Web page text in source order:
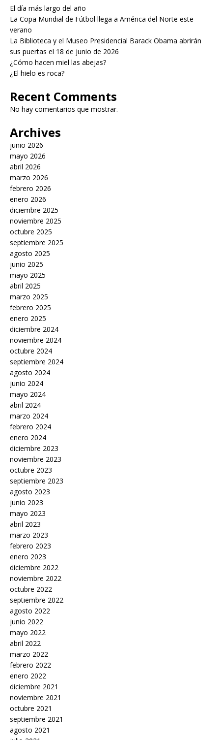
El día más largo del año
La Copa Mundial de Fútbol llega a América del Norte este
verano
La Biblioteca y el Museo Presidencial Barack Obama abrirán
sus puertas el 18 de junio de 2026
¿Cómo hacen miel las abejas?
¿El hielo es roca?
Recent Comments
No hay comentarios que mostrar.
Archives
junio 2026
mayo 2026
abril 2026
marzo 2026
febrero 2026
enero 2026
diciembre 2025
noviembre 2025
octubre 2025
septiembre 2025
agosto 2025
junio 2025
mayo 2025
abril 2025
marzo 2025
febrero 2025
enero 2025
diciembre 2024
noviembre 2024
octubre 2024
septiembre 2024
agosto 2024
junio 2024
mayo 2024
abril 2024
marzo 2024
febrero 2024
enero 2024
diciembre 2023
noviembre 2023
octubre 2023
septiembre 2023
agosto 2023
junio 2023
mayo 2023
abril 2023
marzo 2023
febrero 2023
enero 2023
diciembre 2022
noviembre 2022
octubre 2022
septiembre 2022
agosto 2022
junio 2022
mayo 2022
abril 2022
marzo 2022
febrero 2022
enero 2022
diciembre 2021
noviembre 2021
octubre 2021
septiembre 2021
agosto 2021